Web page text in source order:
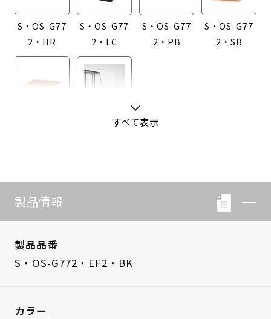
S・OS-G77
2・HR
S・OS-G77
2・LC
S・OS-G77
2・PB
S・OS-G77
2・SB
S・OS-G77すべて表示
製品情報
製品品番
S・OS-G772・EF2・BK
カラー